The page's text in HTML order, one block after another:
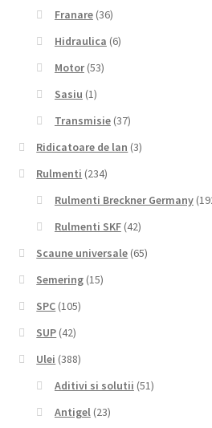
Franare (36)
Hidraulica (6)
Motor (53)
Sasiu (1)
Transmisie (37)
Ridicatoare de lan (3)
Rulmenti (234)
Rulmenti Breckner Germany
Rulmenti SKF (42)
Scaune universale (65)
Semering (15)
SPC (105)
SUP (42)
Ulei (388)
Aditivi si solutii (51)
Antigel (23)